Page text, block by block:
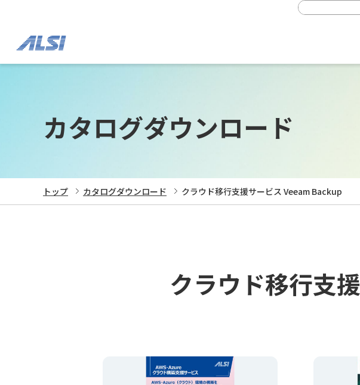
カタログダウンロード
トップ カタログダウンロード クラウド移行支援サービス Veeam Backup
クラウド移行支